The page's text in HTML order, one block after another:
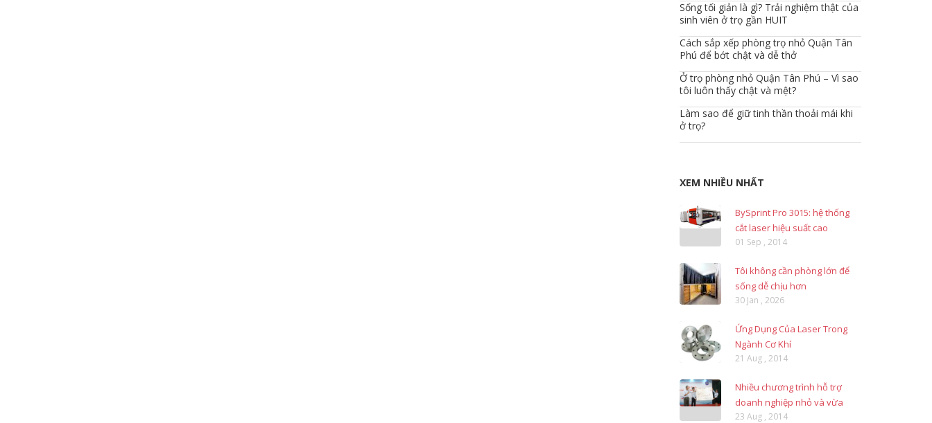
Sống tối giản là gì? Trải nghiệm thật của
sinh viên ở trọ gần HUIT
Cách sắp xếp phòng trọ nhỏ Quận Tân
Phú để bớt chật và dễ thở
Ở trọ phòng nhỏ Quận Tân Phú – Vì sao
tôi luôn thấy chật và mệt?
Làm sao để giữ tinh thần thoải mái khi
ở trọ?
XEM NHIỀU NHẤT
BySprint Pro 3015: hệ thống
cắt laser hiệu suất cao
01 Sep , 2014
Tôi không cần phòng lớn để
sống dễ chịu hơn
30 Jan , 2026
Ứng Dụng Của Laser Trong
Ngành Cơ Khí
21 Aug , 2014
Nhiều chương trình hỗ trợ
doanh nghiệp nhỏ và vừa
23 Aug , 2014